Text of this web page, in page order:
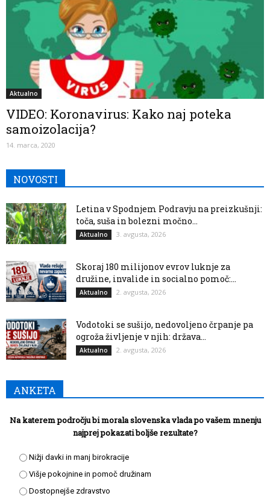
Aktualno
VIDEO: Koronavirus: Kako naj poteka
samoizolacija?
14. marca, 2020
NOVOSTI
Letina v Spodnjem Podravju na preizkušnji:
toča, suša in bolezni močno...
Aktualno 3. avgusta, 2026
Skoraj 180 milijonov evrov luknje za
družine, invalide in socialno pomoč:...
Aktualno 2. avgusta, 2026
Vodotoki se sušijo, nedovoljeno črpanje pa
ogroža življenje v njih: država...
Aktualno 2. avgusta, 2026
ANKETA
Na katerem področju bi morala slovenska vlada po vašem mnenju
najprej pokazati boljše rezultate?
Nižji davki in manj birokracije
Višje pokojnine in pomoč družinam
Dostopnejše zdravstvo